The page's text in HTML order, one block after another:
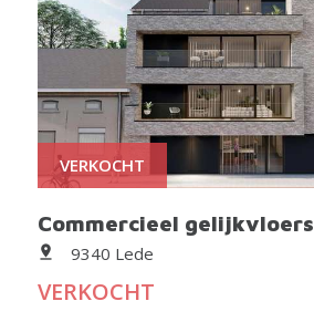
VERKOCHT
Commercieel gelijkvloers
9340 Lede
VERKOCHT